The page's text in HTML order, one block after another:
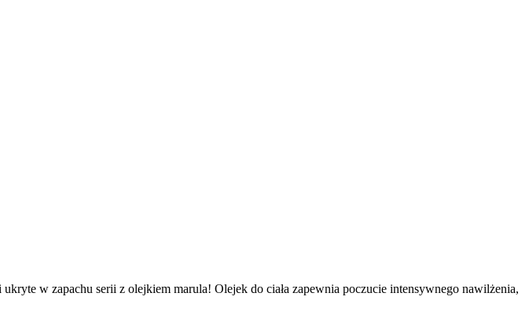
w zapachu serii z olejkiem marula! Olejek do ciała zapewnia poczucie intensywnego nawilżenia,